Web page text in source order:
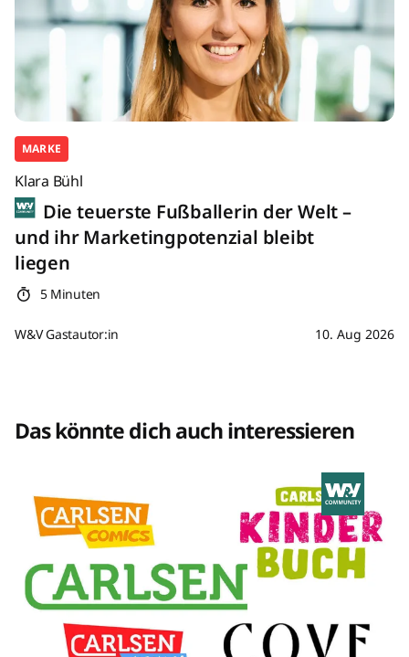
MARKE
Klara Bühl
Die teuerste Fußballerin der Welt –
und ihr Marketingpotenzial bleibt
liegen
5 Minuten
W&V Gastautor:in 10. Aug 2026
Das könnte dich auch interessieren